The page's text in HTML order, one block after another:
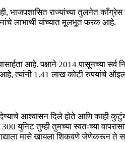
भाजपशासित राज्यांच्या तुलनेत
लाभार्थी यांच्यात मूलभूत फरक आहे.
आहे. पक्षाने 2014
आहे, त्यांनी 1.41 लाख कोटी रुपयांचे
देण्याचे आश्वासन दिले होते आणि
युनिट तुम्ही तुमच्या स्वतःच्या
मासे खायला शिकवणे जेणेकरून ते